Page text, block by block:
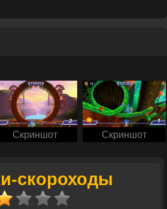
Скриншот Скриншот
скороходы